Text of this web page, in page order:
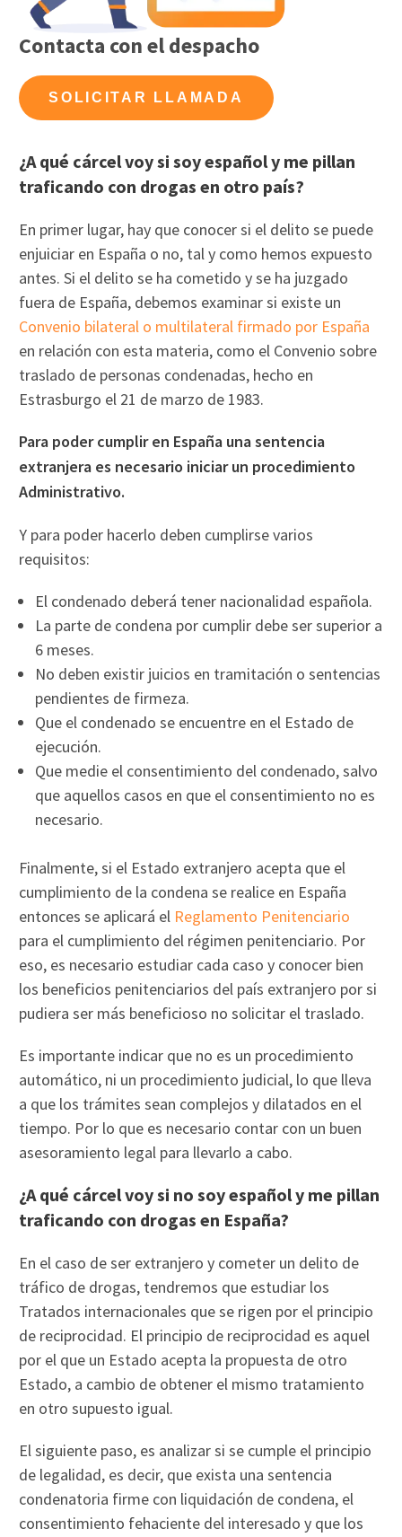
Contacta con el despacho
SOLICITAR LLAMADA
¿A qué cárcel voy si soy español y me pillan
traficando con drogas en otro país?
En primer lugar, hay que conocer si el delito se puede
enjuiciar en España o no, tal y como hemos expuesto
antes. Si el delito se ha cometido y se ha juzgado
fuera de España, debemos examinar si existe un
Convenio bilateral o multilateral firmado por España
en relación con esta materia, como el Convenio sobre
traslado de personas condenadas, hecho en
Estrasburgo el 21 de marzo de 1983.
Para poder cumplir en España una sentencia
extranjera es necesario iniciar un procedimiento
Administrativo.
Y para poder hacerlo deben cumplirse varios
requisitos:
El condenado deberá tener nacionalidad española.
La parte de condena por cumplir debe ser superior a
6 meses.
No deben existir juicios en tramitación o sentencias
pendientes de firmeza.
Que el condenado se encuentre en el Estado de
ejecución.
Que medie el consentimiento del condenado, salvo
que aquellos casos en que el consentimiento no es
necesario.
Finalmente, si el Estado extranjero acepta que el
cumplimiento de la condena se realice en España
entonces se aplicará el Reglamento Penitenciario
para el cumplimiento del régimen penitenciario. Por
eso, es necesario estudiar cada caso y conocer bien
los beneficios penitenciarios del país extranjero por si
pudiera ser más beneficioso no solicitar el traslado.
Es importante indicar que no es un procedimiento
automático, ni un procedimiento judicial, lo que lleva
a que los trámites sean complejos y dilatados en el
tiempo. Por lo que es necesario contar con un buen
asesoramiento legal para llevarlo a cabo.
¿A qué cárcel voy si no soy español y me pillan
traficando con drogas en España?
En el caso de ser extranjero y cometer un delito de
tráfico de drogas, tendremos que estudiar los
Tratados internacionales que se rigen por el principio
de reciprocidad. El principio de reciprocidad es aquel
por el que un Estado acepta la propuesta de otro
Estado, a cambio de obtener el mismo tratamiento
en otro supuesto igual.
El siguiente paso, es analizar si se cumple el principio
de legalidad, es decir, que exista una sentencia
condenatoria firme con liquidación de condena, el
consentimiento fehaciente del interesado y que los